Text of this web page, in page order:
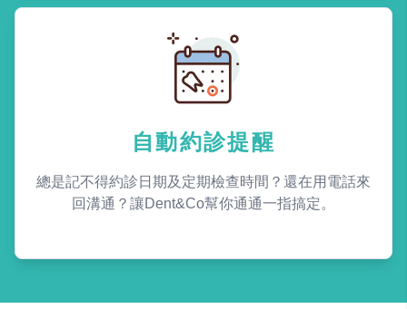
自動約診提醒
總是記不得約診日期及定期檢查時間？還在用電話來
回溝通？讓Dent&Co幫你通通一指搞定。